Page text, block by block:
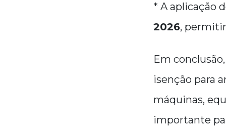
* A aplicação
2026,
Em
isenção para
máquinas,
importante